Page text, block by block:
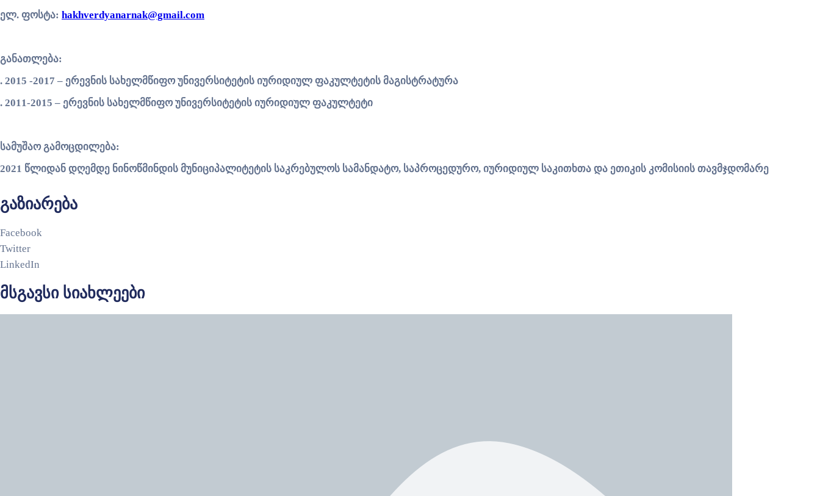
ელ. ფოსტა: hakhverdyanarnak@gmail.com
განათლება:
. 2015 -2017 – ერევნის სახელმწიფოუნივერსიტეტის იურიდიულ ფაკულტეტის მაგისტრატურა
. 2011-2015 – ერევნის სახელმწიფოუნივერსიტეტის იურიდიულ ფაკულტეტი
სამუშაოგამოცდილება:
2021 წლიდან დღემდე ნინოწმინდის მუნიციპალიტეტის საკრებულოს სამანდატო, საპროცედურო, იურიდიულ საკითხთა და ეთიკის კომისიის თავმჯდომარე
გაზიარება
Facebook
Twitter
LinkedIn
მსგავსი სიახლეები